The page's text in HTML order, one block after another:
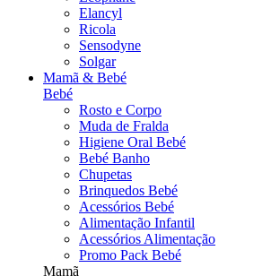
Elancyl
Ricola
Sensodyne
Solgar
Mamã & Bebé
Bebé
Rosto e Corpo
Muda de Fralda
Higiene Oral Bebé
Bebé Banho
Chupetas
Brinquedos Bebé
Acessórios Bebé
Alimentação Infantil
Acessórios Alimentação
Promo Pack Bebé
Mamã